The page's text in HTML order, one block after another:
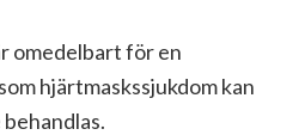
omedelbart för en
hjärtmaskssjukdom kan